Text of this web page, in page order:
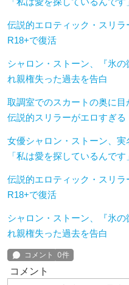
伝説的エロティック・スリ
R18+で復活
シャロン・ストーン、『氷
れ親権失った過去を告白
取調室でのスカートの奥に
伝説的スリラーがエロすぎる
女優シャロン・ストーン、
「私は愛を探しているんです
伝説的エロティック・スリ
R18+で復活
シャロン・ストーン、『氷
れ親権失った過去を告白